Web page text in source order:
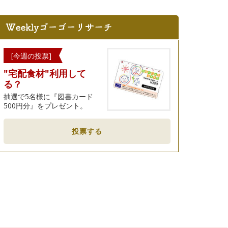
[今週の投票]
"宅配食材"利用して
る？
抽選で5名様に『図書カード
500円分』をプレゼント。
投票する